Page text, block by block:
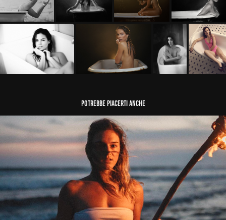
Potrebbe piacerti anche
(WIP) Ritratto mare fuoco